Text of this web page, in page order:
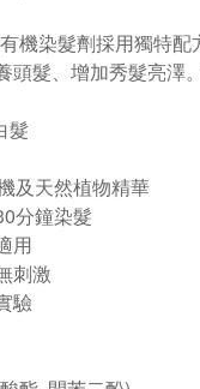
機染髮劑採用獨特
頭髮、增加秀髮亮澤
髮
及天然植物精華
分鐘染髮
用
刺激
驗